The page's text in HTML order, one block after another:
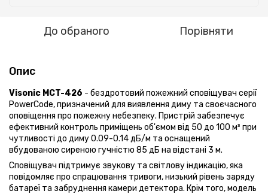
До обраного Порівняти
Опис
Visonic MCT-426 - бездротовий пожежний сповіщувач серії
PowerCode, призначений для виявлення диму та своєчасного
оповіщення про пожежну небезпеку. Пристрій забезпечує
ефективний контроль приміщень об'ємом від 50 до 100 м³ при
чутливості до диму 0.09-0.14 дБ/м та оснащений
вбудованою сиреною гучністю 85 дБ на відстані 3 м.
Сповіщувач підтримує звукову та світлову індикацію, яка
повідомляє про спрацювання тривоги, низький рівень заряду
батареї та забруднення камери детектора. Крім того, модель